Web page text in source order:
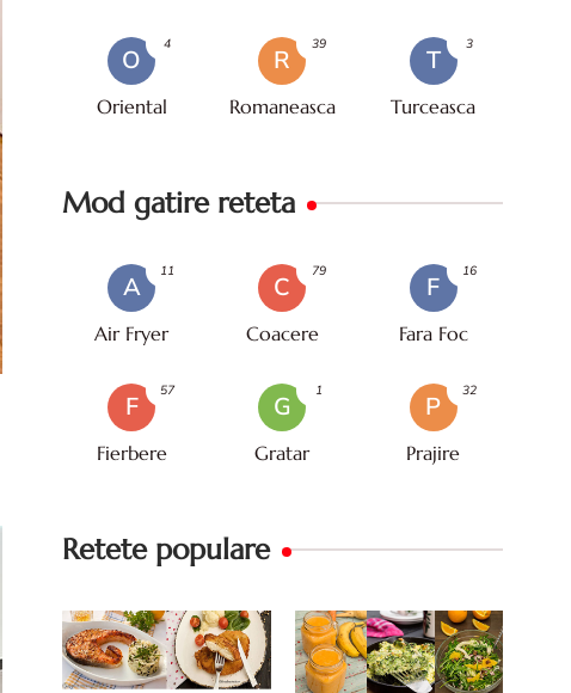
O
Oriental
4
R
Romaneasca
39
T
Turceasca
3
Mod gatire reteta
A
Air Fryer
11
C
Coacere
79
F
Fara Foc
16
F
Fierbere
57
G
Gratar
1
P
Prajire
32
Retete populare